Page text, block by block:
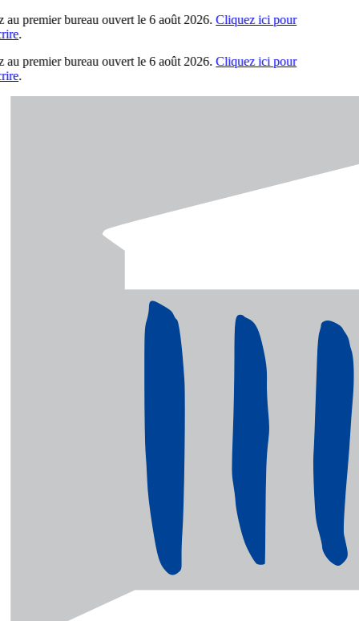
premier bureau ouvert le 6 août 2026.Cliquez ici pour
.
premier bureau ouvert le 6 août 2026.Cliquez ici pour
.